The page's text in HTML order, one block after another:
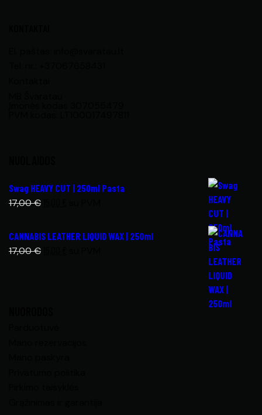
Swag HEAVY CUT | 250ml Pasta
17,00€
CANNABIS LEATHER LIQUID WAX | 250ml
17,00€